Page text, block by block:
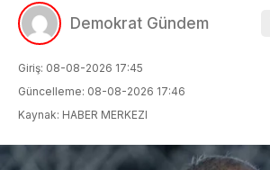
Demokrat Gündem
Giriş: 08-08-2026 17:45
Güncelleme: 08-08-2026 17:46
Kaynak: HABER MERKEZI